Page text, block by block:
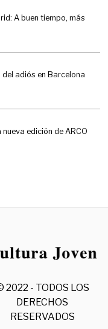
A buen tiempo, más
adiós en Barcelona
edición de ARCO
2022 - TODOS LOS
DERECHOS
RESERVADOS